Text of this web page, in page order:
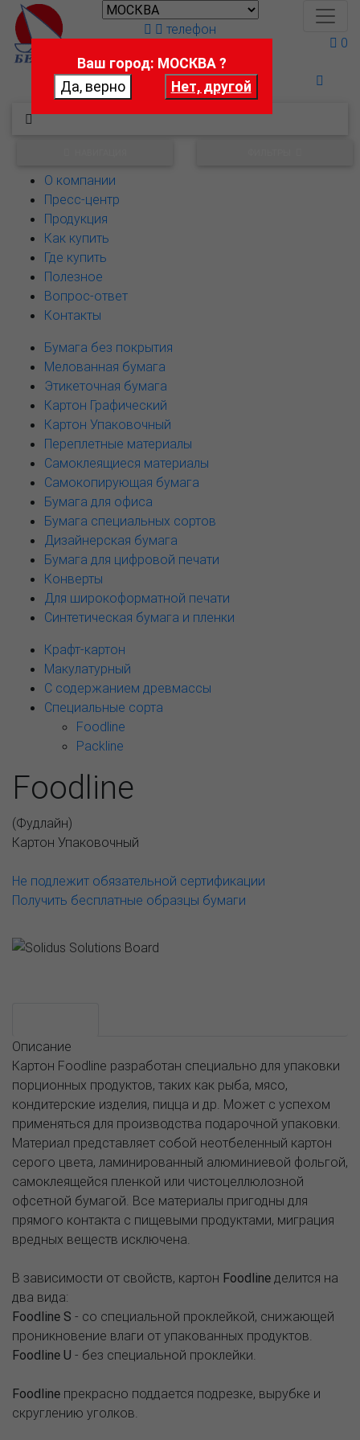
Поможем выбрать
телефон
0
О компании
Пресс-центр
Продукция
Как купить
Где купить
Полезное
Вопрос-ответ
Контакты
Бумага без покрытия
Мелованная бумага
Этикеточная бумага
Картон Графический
Картон Упаковочный
Переплетные материалы
Самоклеящиеся материалы
Самокопирующая бумага
Бумага для офиса
Бумага специальных сортов
Дизайнерская бумага
Бумага для цифровой печати
Конверты
Для широкоформатной печати
Синтетическая бумага и пленки
Крафт-картон
Макулатурный
С содержанием древмассы
Специальные сорта
Foodline
Packline
Foodline
(Фудлайн)
Картон Упаковочный
Не подлежит обязательной сертификации
Получить бесплатные образцы бумаги
Описание
Картон Foodline разработан специально для упаковки
порционных продуктов, таких как рыба, мясо,
кондитерские изделия, пицца и др. Может с успехом
применяться для производства подарочной упаковки.
Материал представляет собой неотбеленный картон
серого цвета, ламинированный алюминиевой фольгой,
самоклеящейся пленкой или чистоцеллюлозной
офсетной бумагой. Все материалы пригодны для
прямого контакта с пищевыми продуктами, миграция
вредных веществ исключена.
В зависимости от свойств, картон Foodline делится на
два вида:
Foodline S - со специальной проклейкой, снижающей
проникновение влаги от упакованных продуктов.
Foodline U - без специальной проклейки.
Foodline прекрасно поддается подрезке, вырубке и
скруглению уголков.
Ваш город: МОСКВА ?